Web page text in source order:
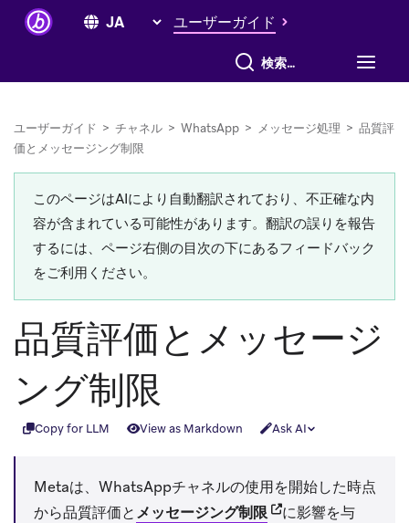
ユーザーガイド
すべて検索
ユーザーガイド > チャネル > WhatsApp > メッセージ処理 > 品質評
価とメッセージング制限
このページはAIにより自動翻訳されており、不正確な内
容が含まれている可能性があります。翻訳の誤りを報告
するには、ページ右側の目次の下にあるフィードバック
をご利用ください。
品質評価とメッセージ
ング制限
Copy for LLM View as Markdown Ask AI
Metaは、WhatsAppチャネルの使用を開始した時点
から品質評価とメッセージング制限(opens in new tab)
に影響を与